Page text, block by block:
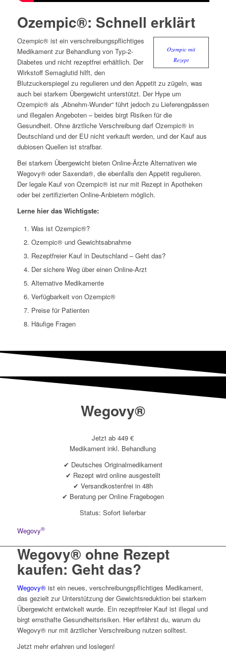
Ozempic®: Schnell erklärt
Ozempic mit
Rezept
Ozempic® ist ein verschreibungspflichtiges
Medikament zur Behandlung von Typ-2-
Diabetes und nicht rezeptfrei erhältlich. Der
Wirkstoff Semaglutid hilft, den
Blutzuckerspiegel zu regulieren und den Appetit zu zügeln, was
auch bei starkem Übergewicht unterstützt. Der Hype um
Ozempic® als „Abnehm-Wunder“ führt jedoch zu Lieferengpässen
und illegalen Angeboten – beides birgt Risiken für die
Gesundheit. Ohne ärztliche Verschreibung darf Ozempic® in
Deutschland und der EU nicht verkauft werden, und der Kauf aus
dubiosen Quellen ist strafbar.
Bei starkem Übergewicht bieten Online-Ärzte Alternativen wie
Wegovy® oder Saxenda®, die ebenfalls den Appetit regulieren.
Der legale Kauf von Ozempic® ist nur mit Rezept in Apotheken
oder bei zertifizierten Online-Anbietern möglich.
Lerne hier das Wichtigste:
Was ist Ozempic®?
Ozempic® und Gewichtsabnahme
Rezeptfreier Kauf in Deutschland – Geht das?
Der sichere Weg über einen Online-Arzt
Alternative Medikamente
Verfügbarkeit von Ozempic®
Preise für Patienten
Häufige Fragen
Wegovy®
Jetzt ab 449 €
Medikament inkl. Behandlung
✔ Deutsches Originalmedikament
✔ Rezept wird online ausgestellt
✔ Versandkostenfrei in 48h
✔ Beratung per Online Fragebogen
Status: Sofort lieferbar
Wegovy®
Wegovy® ohne Rezept
kaufen: Geht das?
Wegovy®ist ein neues, verschreibungspflichtiges Medikament,
das gezielt zur Unterstützung der Gewichtsreduktion bei starkem
Übergewicht entwickelt wurde. Ein rezeptfreier Kauf ist illegal und
birgt ernsthafte Gesundheitsrisiken. Hier erfährst du, warum du
Wegovy® nur mit ärztlicher Verschreibung nutzen solltest.
Jetzt mehr erfahren und loslegen!